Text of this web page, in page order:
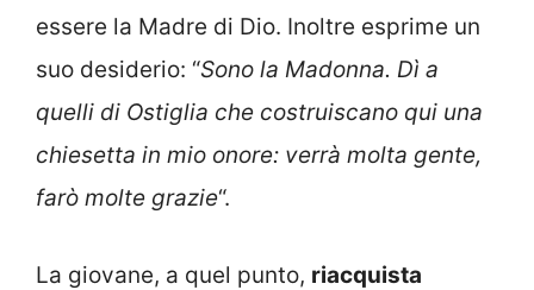
essere la Madre di Dio. Inoltre esprime un
suo desiderio: “Sono la Madonna. Dì a
quelli di Ostiglia che costruiscano qui una
chiesetta in mio onore: verrà molta gente,
farò molte grazie“.
La giovane, a quel punto, riacquista